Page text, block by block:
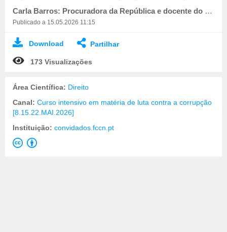
Carla Barros: Procuradora da República e docente do Centro de Estudos Judiciários
Publicado a 15.05.2026 11:15
Download Partilhar
173 Visualizações
Área Científica: Direito
Canal: Curso intensivo em matéria de luta contra a corrupção
[8.15.22.MAI.2026]
Instituição: convidados.fccn.pt